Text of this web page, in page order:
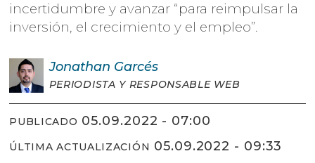
incertidumbre y avanzar “para reimpulsar la
inversión, el crecimiento y el empleo”.
Jonathan Garcés
PERIODISTA Y RESPONSABLE WEB
PUBLICADO 05.09.2022 - 07:00
ÚLTIMA ACTUALIZACIÓN 05.09.2022 - 09:33